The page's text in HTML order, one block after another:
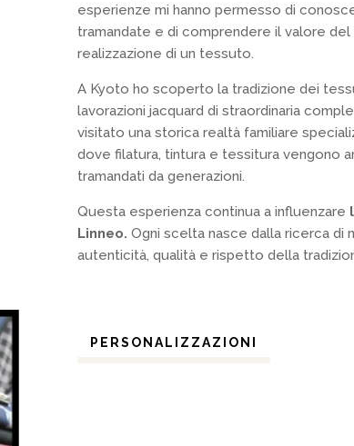
esperienze mi hanno permesso di
tramandate e di comprendere il valore
realizzazione di un tessuto.
A Kyoto ho scoperto la tradizione dei
lavorazioni jacquard di straordinaria
visitato una storica realtà familiare
dove filatura, tintura e tessitura vengono
tramandati da generazioni.
Questa esperienza continua a influenzare
Linneo. Ogni scelta nasce dalla ricerca di
autenticità, qualità e rispetto della
PERSONALIZZAZIONI